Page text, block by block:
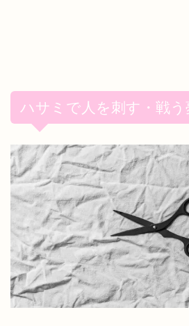
ハサミで人を刺す・戦う